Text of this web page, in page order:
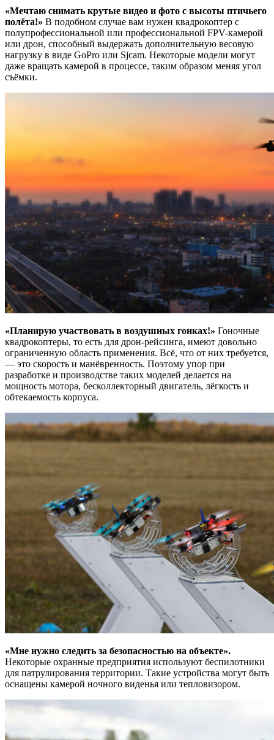
«Мечтаю снимать крутые видео и фото с высоты птичьего
полёта!» В подобном случае вам нужен квадрокоптер с
полупрофессиональной или профессиональной FPV-камерой
или дрон, способный выдержать дополнительную весовую
нагрузку в виде GoPro или Sjcam. Некоторые модели могут
даже вращать камерой в процессе, таким образом меняя угол
съёмки.
«Планирую участвовать в воздушных гонках!» Гоночные
квадрокоптеры, то есть для дрон-рейсинга, имеют довольно
ограниченную область применения. Всё, что от них требуется,
— это скорость и манёвренность. Поэтому упор при
разработке и производстве таких моделей делается на
мощность мотора, бесколлекторный двигатель, лёгкость и
обтекаемость корпуса.
«Мне нужно следить за безопасностью на объекте».
Некоторые охранные предприятия используют беспилотники
для патрулирования территории. Такие устройства могут быть
оснащены камерой ночного виденья или тепловизором.